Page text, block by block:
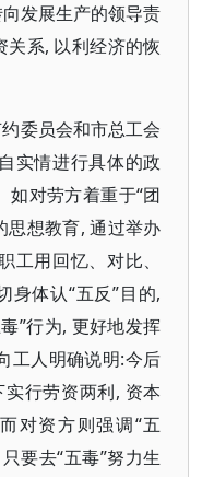
向发展生产的领导责
关系, 以利经济的恢
委员会和市总工会
实情进行具体的政
如对劳方着重于“团
思想教育, 通过举办
工用回忆、对比、
身体认“五反”目的,
”行为, 更好地发挥
工人明确说明:今后
行劳资两利, 资本
对资方则强调“五
要去“五毒”努力生